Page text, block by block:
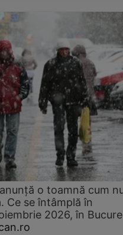
o toamnă cum
Ce se întâmplă în
2026, în